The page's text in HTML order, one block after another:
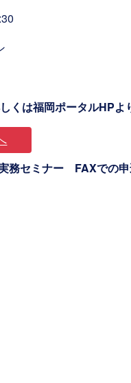
くは福岡ポータルHPよ
務セミナー FAXでの申